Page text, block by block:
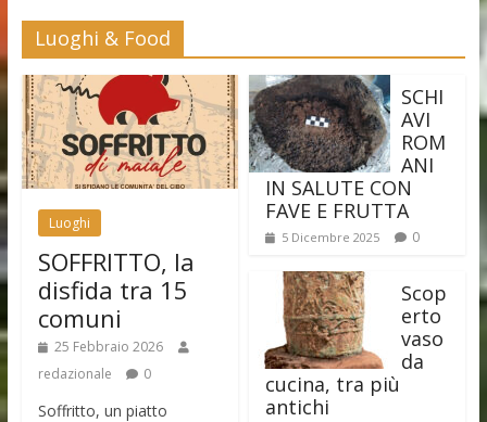
Luoghi & Food
Luoghi
SOFFRITTO, la
disfida tra 15
comuni
25 Febbraio 2026
redazionale
0
Soffritto, un piatto
SCHI
AVI
ROM
ANI
IN SALUTE CON
FAVE E FRUTTA
5 Dicembre 2025 0
Scop
erto
vaso
da
cucina, tra più
antichi